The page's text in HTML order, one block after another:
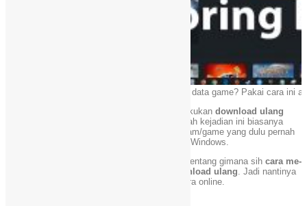
Ingin restore data game? Pakai cara ini
Helo gaes… Terkadang kita males untuk melakukan download ulang
. Nah kejadian ini biasanya
setelah melakukan install ulang, dimana program/game yang dulu pernah
ada akan berstatus TIDAK TERINSTAL di OS Windows.
Maka dari itu, disini kami akan coba jelaskan tentang gimana sih cara me-
restore data/file game agar tidak perlu download ulang . Jadi nantinya
saja secara online.